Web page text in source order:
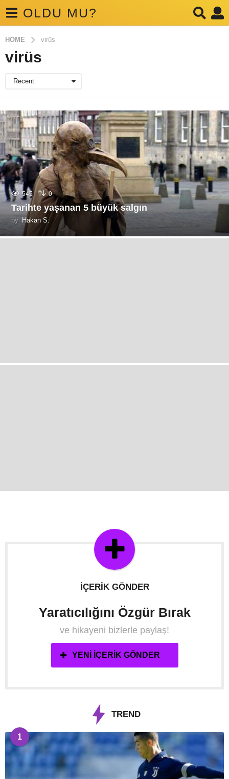
OLDU MU?
HOME virüs
virüs
Recent
545 0
Tarihte yaşanan 5 büyük salgın
by Hakan S.
İÇERIK GÖNDER
Yaratıcılığını Özgür Bırak
ve hikayeni bizlerle paylaş!
YENI İÇERIK GÖNDER
TREND
1